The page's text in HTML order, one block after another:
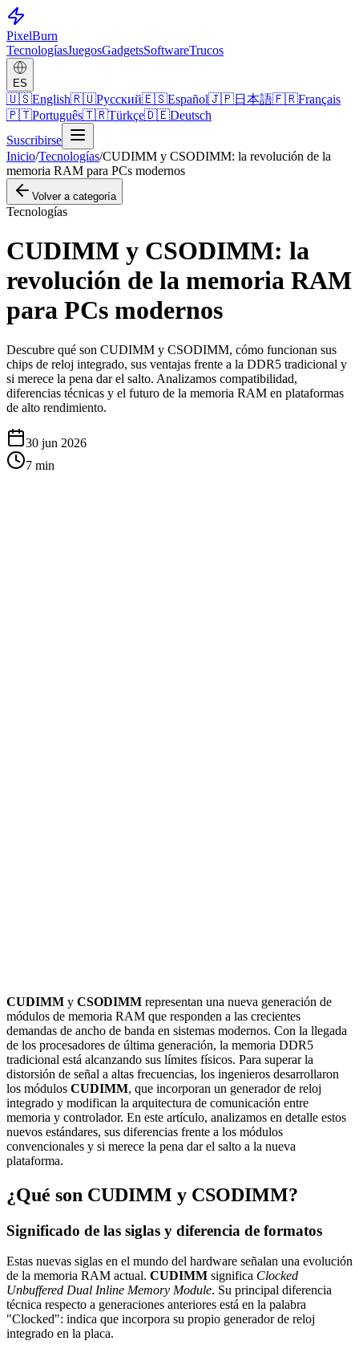
PixelBurn
TecnologíasJuegosGadgetsSoftwareTrucos
ES
🇺🇸English🇷🇺Русский🇪🇸Español🇯🇵日本語🇫🇷Français
🇵🇹Português🇹🇷Türkçe🇩🇪Deutsch
Suscribirse
Inicio/Tecnologías/CUDIMM y CSODIMM: la revolución de la
memoria RAM para PCs modernos
Volver a categoría
Tecnologías
CUDIMM y CSODIMM: la
revolución de la memoria RAM
para PCs modernos
Descubre qué son CUDIMM y CSODIMM, cómo funcionan sus
chips de reloj integrado, sus ventajas frente a la DDR5 tradicional y
si merece la pena dar el salto. Analizamos compatibilidad,
diferencias técnicas y el futuro de la memoria RAM en plataformas
de alto rendimiento.
30 jun 2026
7 min
CUDIMM y CSODIMM representan una nueva generación de
módulos de memoria RAM que responden a las crecientes
demandas de ancho de banda en sistemas modernos. Con la llegada
de los procesadores de última generación, la memoria DDR5
tradicional está alcanzando sus límites físicos. Para superar la
distorsión de señal a altas frecuencias, los ingenieros desarrollaron
los módulos CUDIMM, que incorporan un generador de reloj
integrado y modifican la arquitectura de comunicación entre
memoria y controlador. En este artículo, analizamos en detalle estos
nuevos estándares, sus diferencias frente a los módulos
convencionales y si merece la pena dar el salto a la nueva
plataforma.
¿Qué son CUDIMM y CSODIMM?
Significado de las siglas y diferencia de formatos
Estas nuevas siglas en el mundo del hardware señalan una evolución
de la memoria RAM actual. CUDIMM significa Clocked
Unbuffered Dual Inline Memory Module. Su principal diferencia
técnica respecto a generaciones anteriores está en la palabra
"Clocked": indica que incorpora su propio generador de reloj
integrado en la placa.